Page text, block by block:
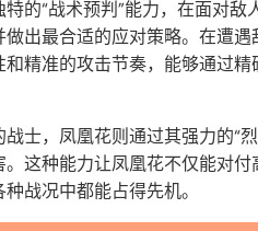
的“战术预判”能力，在面对
出最合适的应对策略。在遭
精准的攻击节奏，能够通过
士，凤凰花则通过其强力的“
这种能力让凤凰花不仅能对
战况中都能占得先机。